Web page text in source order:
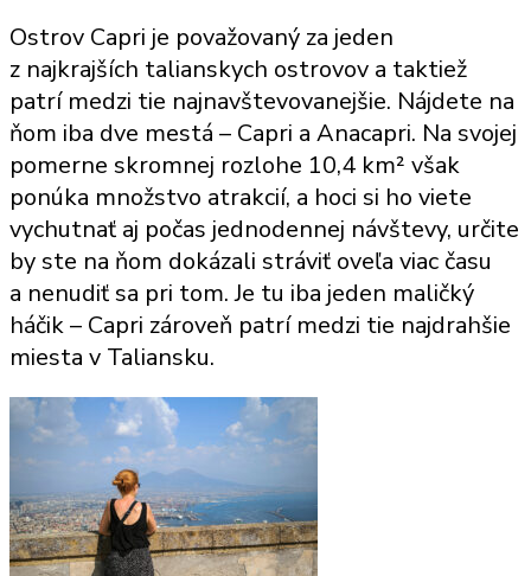
Jednodňový
výlet
na
ostrov
Capri
z
Neapolu
Ostrov Capri je považovaný za jeden
z najkrajších talianskych ostrovov a taktiež
patrí medzi tie najnavštevovanejšie. Nájdete na
ňom iba dve mestá – Capri a Anacapri. Na svojej
pomerne skromnej rozlohe 10,4 km² však
ponúka množstvo atrakcií, a hoci si ho viete
vychutnať aj počas jednodennej návštevy, určite
by ste na ňom dokázali stráviť oveľa viac času
a nenudiť sa pri tom. Je tu iba jeden maličký
háčik – Capri zároveň patrí medzi tie najdrahšie
miesta v Taliansku.